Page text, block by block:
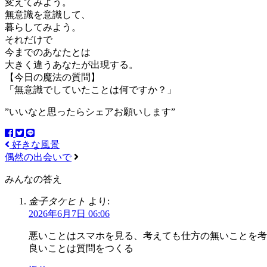
変えてみよう。
無意識を意識して、
暮らしてみよう。
それだけで
今までのあなたとは
大きく違うあなたが出現する。
【今日の魔法の質問】
「無意識でしていたことは何ですか？」
”いいなと思ったらシェアお願いします”
好きな風景
偶然の出会いで
みんなの答え
金子タケヒト より:
2026年6月7日 06:06
悪いことはスマホを見る、考えても仕方の無いことを
良いことは質問をつくる